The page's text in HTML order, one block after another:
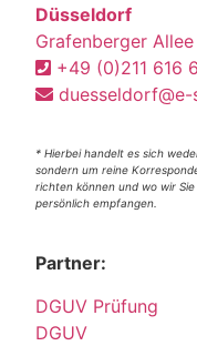
Düsseldorf
Grafenberger
+49 (0)211 616
* Hierbei handelt es sich
sondern um reine
richten können und wo wir
persönlich empfangen.
Partner:
DGUV Prüfung
DGUV